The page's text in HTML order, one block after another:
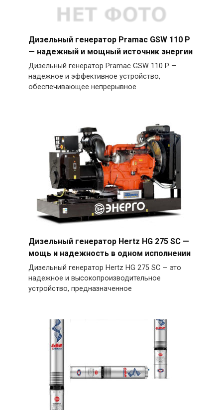
Дизельный генератор Pramac GSW 110 P
— надежный и мощный источник энергии
Дизельный генератор Pramac GSW 110 P —
надежное и эффективное устройство,
обеспечивающее непрерывное
Дизельный генератор Hertz HG 275 SC —
мощь и надежность в одном исполнении
Дизельный генератор Hertz HG 275 SC — это
надежное и высокопроизводительное
устройство, предназначенное